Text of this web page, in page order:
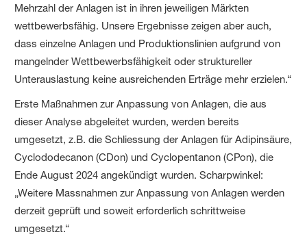
Mehrzahl der Anlagen ist in ihren jeweiligen Märkten
wettbewerbsfähig. Unsere Ergebnisse zeigen aber auch,
dass einzelne Anlagen und Produktionslinien aufgrund von
mangelnder Wettbewerbsfähigkeit oder struktureller
Unterauslastung keine ausreichenden Erträge mehr erzielen.“
Erste Maßnahmen zur Anpassung von Anlagen, die aus
dieser Analyse abgeleitet wurden, werden bereits
umgesetzt, z.B. die Schliessung der Anlagen für Adipinsäure,
Cyclododecanon (CDon) und Cyclopentanon (CPon), die
Ende August 2024 angekündigt wurden. Scharpwinkel:
„Weitere Massnahmen zur Anpassung von Anlagen werden
derzeit geprüft und soweit erforderlich schrittweise
umgesetzt.“